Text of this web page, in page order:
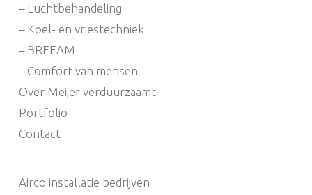
– Luchtbehandeling
– Koel- en vriestechniek
– BREEAM
– Comfort van mensen
Over Meijer verduurzaamt
Portfolio
Contact
Airco installatie bedrijven